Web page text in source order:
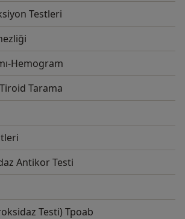
Testleri
Hemogram
Tarama
Antikor Testi
Testi) Tpoab